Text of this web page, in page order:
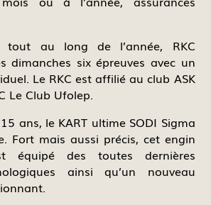
tout au long de l’année, RKC
dimanches six épreuves avec un
Le RKC est affilié au club ASK
Le Club Ufolep.
ans, le KART ultime SODI Sigma
Fort mais aussi précis, cet engin
équipé des toutes dernières
ainsi qu’un nouveau